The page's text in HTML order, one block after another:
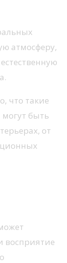
атмосферу,
что такие
быть
от
восприятие